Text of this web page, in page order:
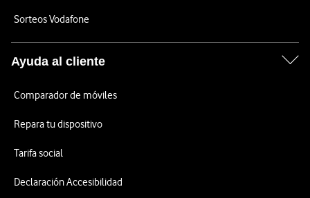
Sorteos Vodafone
Ayuda al cliente
Comparador de móviles
Repara tu dispositivo
Tarifa social
Declaración Accesibilidad